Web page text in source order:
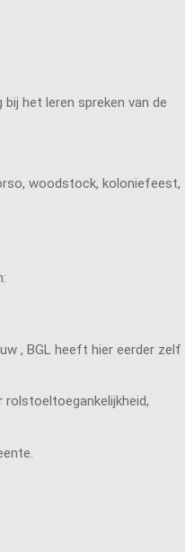
het leren spreken van de
woodstock, koloniefeest,
, BGL heeft hier eerder zelf